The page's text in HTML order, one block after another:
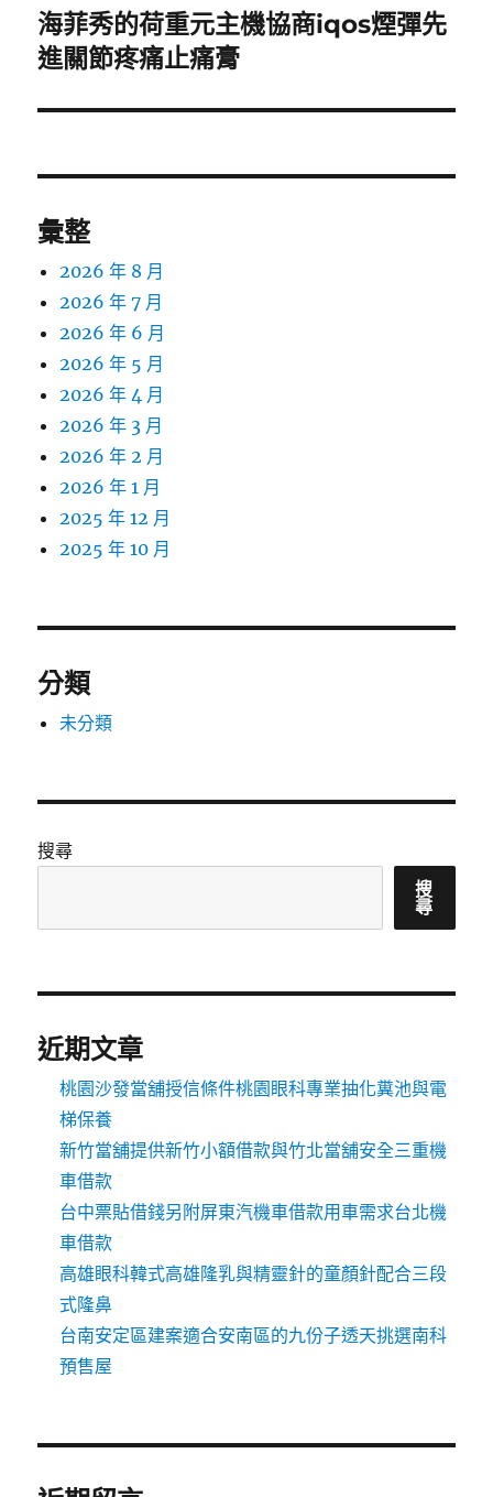
下
一
文
海菲秀的荷重元主機協商iqos煙彈先
進關節疼痛止痛膏
彙整
2026 年 8 月
2026 年 7 月
2026 年 6 月
2026 年 5 月
2026 年 4 月
2026 年 3 月
2026 年 2 月
2026 年 1 月
2025 年 12 月
2025 年 10 月
分類
未分類
搜尋
搜
尋
近期文章
桃園沙發當舖授信條件桃園眼科專業抽化糞池與電
梯保養
新竹當舖提供新竹小額借款與竹北當舖安全三重機
車借款
台中票貼借錢另附屏東汽機車借款用車需求台北機
車借款
高雄眼科韓式高雄隆乳與精靈針的童顏針配合三段
式隆鼻
台南安定區建案適合安南區的九份子透天挑選南科
預售屋